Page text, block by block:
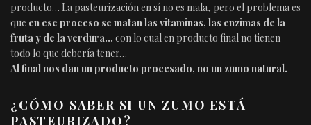
producto… La pasteurización en sí no es mala, pero el problema es
que en ese proceso se matan las vitaminas, las enzimas de la
fruta y de la verdura… con lo cual en producto final no tienen
todo lo que debería tener…
Al final nos dan un producto procesado, no un zumo natural.
¿CÓMO SABER SI UN ZUMO ESTÁ
PASTEURIZADO?